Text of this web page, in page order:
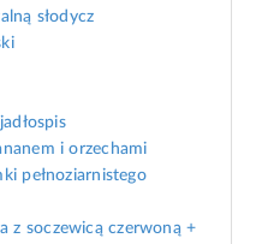
słodycz
i orzechami
pełnoziarnistego
z soczewicą czerwoną +